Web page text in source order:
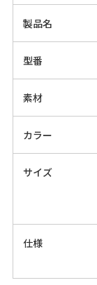
製品名
型番
素材
カラー
サイズ
仕様